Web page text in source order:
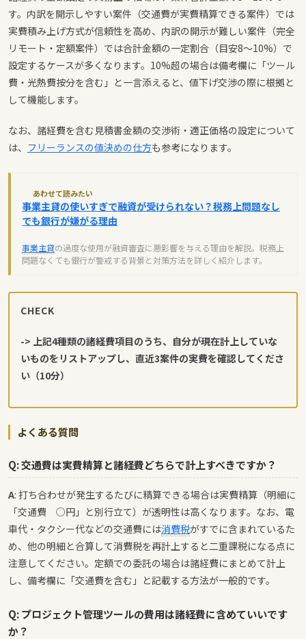
す。内訳を開示しやすい案件（交通費が実費精算できる案件）では
実費積み上げ方式が信頼性を高め、内訳の開示が難しい案件（完全
リモート・定額案件）では合計金額の一定割合（目安8〜10%）で
設定するケースが多くなります。10%超の場合は備考欄に「ツール
費・光熱費按分を含む」と一言添えると、値下げ交渉の際に根拠と
して機能します。
なお、諸経費を含む見積書金額の交渉術・適正価格の設定について
は、 フリーランスの値決めの仕方も参考になります。
あわせて読みたい
事業主貸の使いすぎで融資が受けられない？税務上問題なし
でも銀行が嫌がる理由
事業主貸の過度な使用が融資審査に悪影響を与える理由を解説。税務上
問題なくても銀行が警戒する背景と対策方法を詳しく紹介します。
CHECK
-> 上記4種類の諸経費項目のうち、自分が現在計上していな
いものをリストアップし、直近3案件の実費を確認してくださ
い（10分）
よくある質問
Q: 交通費は実費精算と諸経費どちらで計上すべきですか？
A: 打ち合わせが発生するたびに精算できる場合は実費精算（明細に
「交通費 ○円」と別行立て）が透明性は高くなります。なお、電
車代・タクシー代などの交通費には消費税がすでに含まれているた
め、他の明細と合算して消費税を再計上すると二重課税になる点に
注意してください。定額での委託の場合は諸経費にまとめて計上
し、備考欄に「交通費を含む」と記載する方法が一般的です。
Q: プロジェクト管理ツールの費用は諸経費に含めていいです
か？